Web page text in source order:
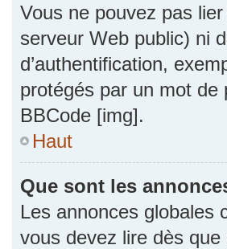
Vous ne pouvez pas
serveur Web public) ni
d’authentification,
protégés par un mot de
BBCode [img].
Haut
Que sont les
Les annonces globales
vous devez lire dès